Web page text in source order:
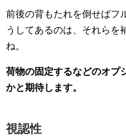
前後の背もたれを倒せばフ
うしてあるのは、それらを
ね。
荷物の固定するなどのオプ
かと期待します。
視認性